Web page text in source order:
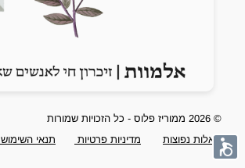
© 2026 ממוריז פלוס - כל הזכויות שמורות
שאלות נפוצות
מדיניות פרטיות תנאי השימוש